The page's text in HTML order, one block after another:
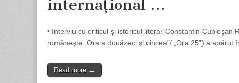
internaţional …
• Interviu cu criticul şi istoricul literar Constantin Cubleşan
româneşte „Ora a douăzeci şi cincea”/ „Ora 25”) a
Read more →